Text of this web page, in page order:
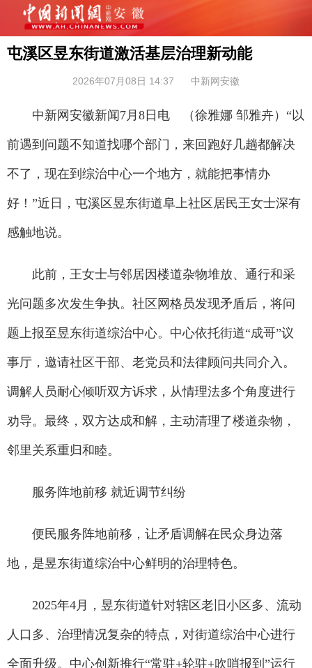
屯溪区昱东街道激活基层治理新动能
2026年07月08日 14:37 中新网安徽
中新网安徽新闻7月8日电 （徐雅娜 邹雅卉）“以
前遇到问题不知道找哪个部门，来回跑好几趟都解决
不了，现在到综治中心一个地方，就能把事情办
好！”近日，屯溪区昱东街道阜上社区居民王女士深有
感触地说。
此前，王女士与邻居因楼道杂物堆放、通行和采
光问题多次发生争执。社区网格员发现矛盾后，将问
题上报至昱东街道综治中心。中心依托街道“成哥”议
事厅，邀请社区干部、老党员和法律顾问共同介入。
调解人员耐心倾听双方诉求，从情理法多个角度进行
劝导。最终，双方达成和解，主动清理了楼道杂物，
邻里关系重归和睦。
服务阵地前移 就近调节纠纷
便民服务阵地前移，让矛盾调解在民众身边落
地，是昱东街道综治中心鲜明的治理特色。
2025年4月，昱东街道针对辖区老旧小区多、流动
人口多、治理情况复杂的特点，对街道综治中心进行
全面升级。中心创新推行“常驻+轮驻+吹哨报到”运行